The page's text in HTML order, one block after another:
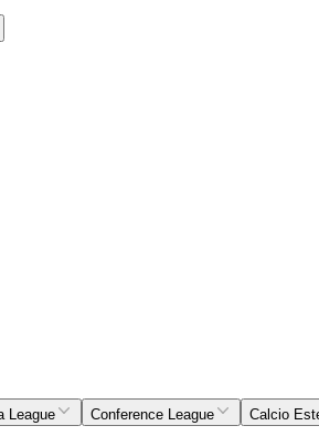
League Conference League Calcio